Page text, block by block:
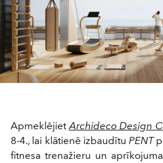
Apmeklējiet Archideco Design
8-4., lai klātienē izbaudītu PENT
fitnesa trenažieru un